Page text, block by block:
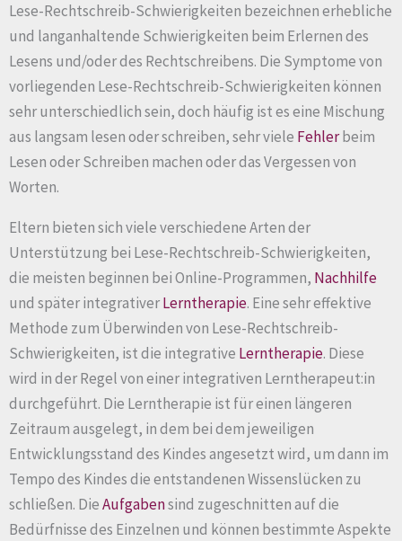
Lese-Rechtschreib-Schwierigkeiten bezeichnen erhebliche
und langanhaltende Schwierigkeiten beim Erlernen des
Lesens und/oder des Rechtschreibens. Die Symptome von
vorliegenden Lese-Rechtschreib-Schwierigkeiten können
sehr unterschiedlich sein, doch häufig ist es eine Mischung
aus langsam lesen oder schreiben, sehr viele Fehlerbeim
Lesen oder Schreiben machen oder das Vergessen von
Worten.
Eltern bieten sich viele verschiedene Arten der
Unterstützung bei Lese-Rechtschreib-Schwierigkeiten,
die meisten beginnen bei Online-Programmen, Nachhilfe
und später integrativerLerntherapie. Eine sehr effektive
Methode zum Überwinden von Lese-Rechtschreib-
Schwierigkeiten, ist die integrative Lerntherapie. Diese
wird in der Regel von einer integrativen Lerntherapeut:in
durchgeführt. Die Lerntherapie ist für einen längeren
Zeitraum ausgelegt, in dem bei dem jeweiligen
Entwicklungsstand des Kindes angesetzt wird, um dann im
Tempo des Kindes die entstandenen Wissenslücken zu
schließen. DieAufgabensind zugeschnitten auf die
Bedürfnisse des Einzelnen und können bestimmte Aspekte